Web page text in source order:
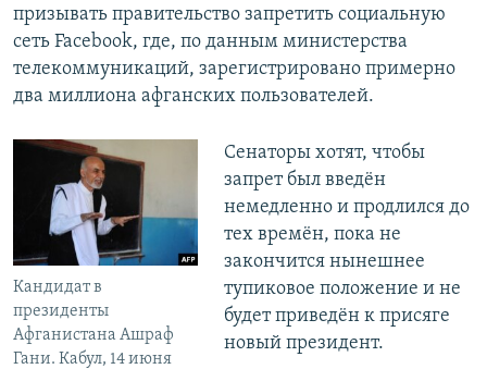
призывать правительство запретить социальную
сеть Facebook, где, по данным министерства
телекоммуникаций, зарегистрировано примерно
два миллиона афганских пользователей.
Кандидат в
президенты
Афганистана Ашраф
Гани. Кабул, 14 июня
Сенаторы хотят, чтобы
запрет был введён
немедленно и продлился до
тех времён, пока не
закончится нынешнее
тупиковое положение и не
будет приведён к присяге
новый президент.